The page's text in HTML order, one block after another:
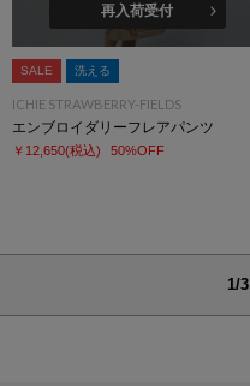
再入荷受付
SALE 洗える
ICHIE STRAWBERRY-FIELDS
エンブロイダリーフレアパンツ
￥12,650(税込) 50%OFF
1/3